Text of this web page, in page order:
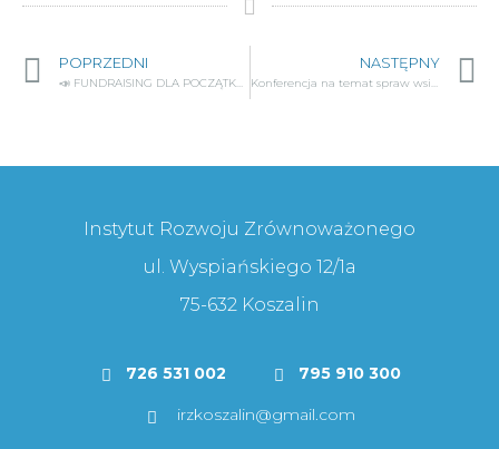
POPRZEDNI
📣 FUNDRAISING DLA POCZĄTKUJĄCYCH 📣
NASTĘPNY
Konferencja na temat spraw wsi powiatu koszalińskiego
Instytut Rozwoju Zrównoważonego
ul. Wyspiańskiego 12/1a
75-632 Koszalin
726 531 002 795 910 300
irzkoszalin@gmail.com